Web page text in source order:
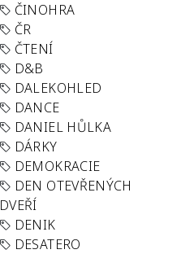
ČINOHRA
ČR
ČTENÍ
D&B
DALEKOHLED
DANCE
DANIEL HŮLKA
DÁRKY
DEMOKRACIE
DEN OTEVŘENÝCH
DVEŘÍ
DENIK
DESATERO